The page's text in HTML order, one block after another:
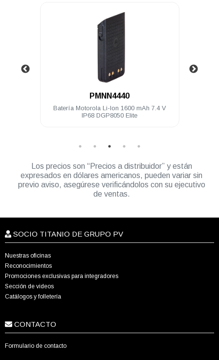
.
PMNN4440
Batería Motorola Li-Ion 1600 mAh 7.4 V
IP68 DGP8050 Elite
Los precios son “Precios a distribuidor” y están
expresados en dólares americanos, pueden variar sin
previo aviso, asegúrese verificándolos con su ejecutivo
de ventas.
SOCIO TITANIO DE GRUPO PV
Nuestras oficinas
Reconocimientos
Promociones exclusivas para integradores
Sección de videos
Catálogos y folletería
CONTACTO
Formulario de contacto